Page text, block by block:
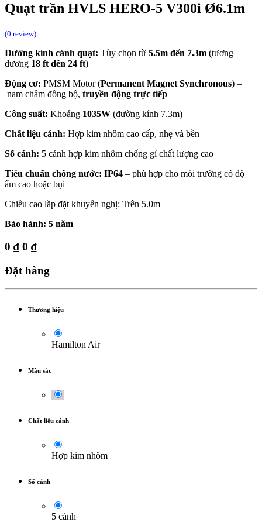
Quạt trần HVLS HERO-5 V300i Ø6.1m
(0 review)
Đường kính cánh quạt: Tùy chọn từ 5.5m đến 7.3m (tương
đương 18 ft đến 24 ft)
Động cơ: PMSM Motor (Permanent Magnet Synchronous) –
nam châm đồng bộ, truyền động trực tiếp
Công suất: Khoảng 1035W (đường kính 7.3m)
Chất liệu cánh: Hợp kim nhôm cao cấp, nhẹ và bền
Số cánh: 5 cánh hợp kim nhôm chống gỉ chất lượng cao
Tiêu chuẩn chống nước: IP64 – phù hợp cho môi trường có độ
ẩm cao hoặc bụi
Chiều cao lắp đặt khuyến nghị: Trên 5.0m
Bảo hành: 5 năm
0 ₫ 0₫
Đặt hàng
Thương hiệu
Hamilton Air
Màu sắc
Chất liệu cánh
Hợp kim nhôm
Số cánh
5 cánh